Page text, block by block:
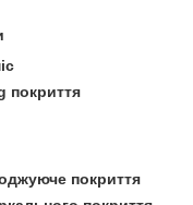
покриття
покриття